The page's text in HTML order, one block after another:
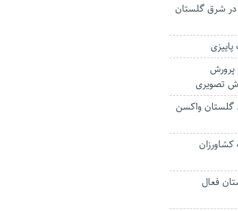
در شرق گلستان
پرورش
تصویری
گلستان واکسن
به کشاورزان
فعال